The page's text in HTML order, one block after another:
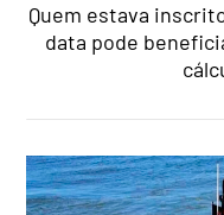
Quem estava
data pode